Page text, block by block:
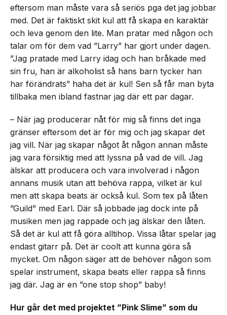
eftersom man måste vara så seriös pga det jag jobbar
med. Det är faktiskt skit kul att få skapa en karaktär
och leva genom den lite. Man pratar med någon och
talar om för dem vad ”Larry” har gjort under dagen.
”Jag pratade med Larry idag och han bråkade med
sin fru, han är alkoholist så hans barn tycker han
har förändrats” haha det är kul! Sen så får man byta
tillbaka men ibland fastnar jag där ett par dagar.
– När jag producerar nåt för mig så finns det inga
gränser eftersom det är för mig och jag skapar det
jag vill. När jag skapar något åt någon annan måste
jag vara försiktig med att lyssna på vad de vill. Jag
älskar att producera och vara involverad i någon
annans musik utan att behöva rappa, vilket är kul
men att skapa beats är också kul. Som tex på låten
”Guild” med Earl. Där så jobbade jag dock inte på
musiken men jag rappade och jag älskar den låten.
Så det är kul att få göra alltihop. Vissa låtar spelar jag
endast gitarr på. Det är coolt att kunna göra så
mycket. Om någon säger att de behöver någon som
spelar instrument, skapa beats eller rappa så finns
jag där. Jag är en ”one stop shop” baby!
Hur går det med projektet ”Pink Slime” som du